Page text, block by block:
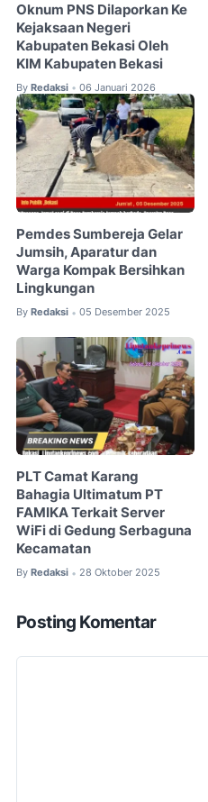
Oknum PNS Dilaporkan Ke
Kejaksaan Negeri
Kabupaten Bekasi Oleh
KIM Kabupaten Bekasi
By Redaksi • 06 Januari 2026
Pemdes Sumbereja Gelar
Jumsih, Aparatur dan
Warga Kompak Bersihkan
Lingkungan
By Redaksi • 05 Desember 2025
PLT Camat Karang
Bahagia Ultimatum PT
FAMIKA Terkait Server
WiFi di Gedung Serbaguna
Kecamatan
By Redaksi • 28 Oktober 2025
Posting Komentar